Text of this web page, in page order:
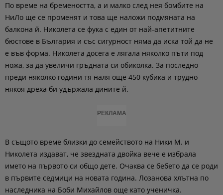
По време на бремеността, а и малко след нея бомбите на
НиЛо ще се променят и това ще наложи подмяната на
балкона й. Николета се фука с един от най-апетитните
бюстове в България и със сигурност няма да иска той да не
е във форма. Николета досега е лягала няколко пъти под
ножа, за да увеличи гръдната си обиколка. За последно
преди няколко години тя наля още 450 кубика и трудно
някоя дреха би удържала дините й.
РЕКЛАМА
В същото време близки до семейството на Ники М. и
Николета издават, че звездната двойка вече е избрала
името на първото си общо дете. Очаква се бебето да се роди
в първите седмици на новата година. Лозанова хлътна по
наследника на Боби Михайлов още като ученичка.